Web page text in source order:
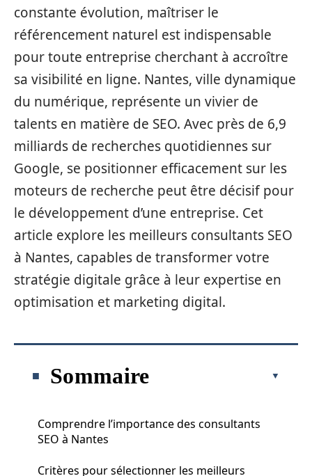
constante évolution, maîtriser le
référencement naturel est indispensable
pour toute entreprise cherchant à accroître
sa visibilité en ligne. Nantes, ville dynamique
du numérique, représente un vivier de
talents en matière de SEO. Avec près de 6,9
milliards de recherches quotidiennes sur
Google, se positionner efficacement sur les
moteurs de recherche peut être décisif pour
le développement d’une entreprise. Cet
article explore les meilleurs consultants SEO
à Nantes, capables de transformer votre
stratégie digitale grâce à leur expertise en
optimisation et marketing digital.
Sommaire
Comprendre l’importance des consultants
SEO à Nantes
Critères pour sélectionner les meilleurs